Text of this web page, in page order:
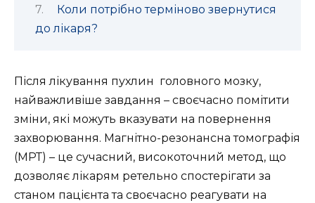
Коли потрібно терміново звернутися
до лікаря?
Після лікування пухлин головного мозку,
найважливіше завдання – своєчасно помітити
зміни, які можуть вказувати на повернення
захворювання. Магнітно-резонансна томографія
(МРТ) – це сучасний, високоточний метод, що
дозволяє лікарям ретельно спостерігати за
станом пацієнта та своєчасно реагувати на